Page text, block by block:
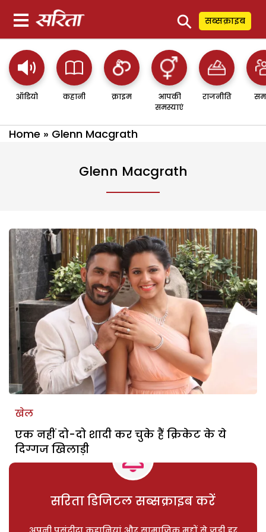
⚲ सब्सक्राइब
ऑडियो कहानी क्राइम
आपकी
समस्याएं
राजनीति
Home » Glenn Macgrath
Glenn Macgrath
खेल
एक नहीं दो-दो शादी कर चुके हैं क्रिकेट के ये
दिग्गज खिलाड़ी
सरिता डिजिटल सब्सक्राइब करें